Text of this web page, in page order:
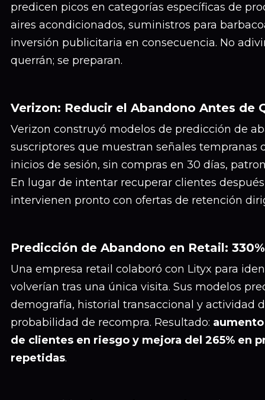
predicen picos en categorías específicas de
aires acondicionados, suministros para
inversión publicitaria en consecuencia. No
querrán; se preparan.
Verizon: Reducir el Abandono Antes de
Verizon construyó modelos de predicción de
suscriptores que muestran señales tempranas
inicios de sesión, sin compras en 30 días,
En lugar de intentar recuperar clientes
intervienen pronto con ofertas de retención
Predicción de Abandono en Retail:
Una empresa retail colaboró con Lityx para
volverían tras una única visita. Sus modelos
demografía, historial transaccional y actividad
probabilidad de recompra. Resultado:
de clientes en riesgo y mejora del 265% en
repetidas.